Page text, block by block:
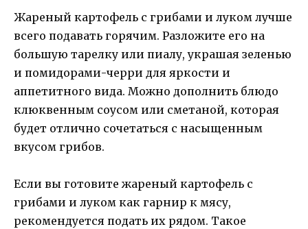
Жареный картофель с грибами и луком лучше
всего подавать горячим. Разложите его на
большую тарелку или пиалу, украшая зеленью
и помидорами-черри для яркости и
аппетитного вида. Можно дополнить блюдо
клюквенным соусом или сметаной, которая
будет отлично сочетаться с насыщенным
вкусом грибов.
Если вы готовите жареный картофель с
грибами и луком как гарнир к мясу,
рекомендуется подать их рядом. Такое